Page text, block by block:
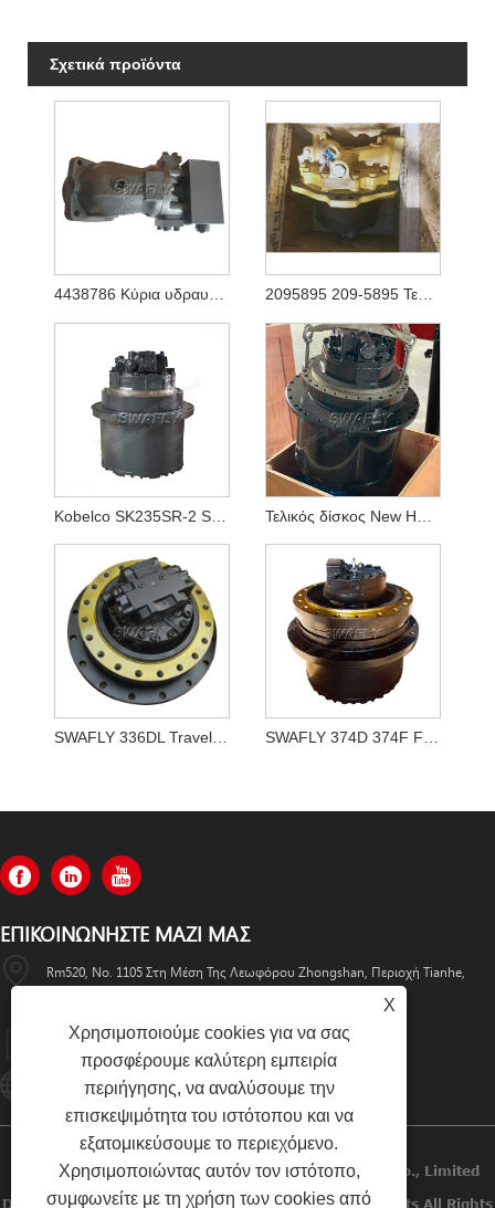
Σχετικά προϊόντα
ΕΠΙΚΟΙΝΩΝΉΣΤΕ ΜΑΖΊ ΜΑΣ
Rm520, No. 1105 Στη Μέση Της Λεωφόρου Zhongshan, Περιοχή Tianhe,
+86-13501533176
Sales01@swaflyexcavator.cn
Πνευματικά Δικαιώματα © 2022 Swafly Machinery Co., Limited
Diesel Engines, Cabin Excavator, Excavator Engine Parts All Rights
X
Χρησιμοποιούμε cookies για να σας
προσφέρουμε καλύτερη εμπειρία
περιήγησης, να αναλύσουμε την
επισκεψιμότητα του ιστότοπου και να
εξατομικεύσουμε το περιεχόμενο.
Χρησιμοποιώντας αυτόν τον ιστότοπο,
συμφωνείτε με τη χρήση των cookies από